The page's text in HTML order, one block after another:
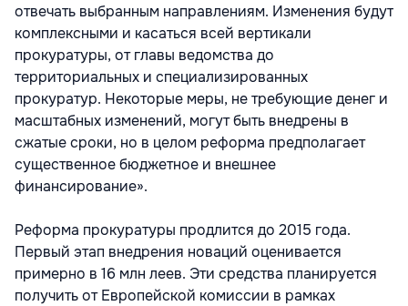
отвечать выбранным направлениям. Изменения будут
комплексными и касаться всей вертикали
прокуратуры, от главы ведомства до
территориальных и специализированных
прокуратур. Некоторые меры, не требующие денег и
масштабных изменений, могут быть внедрены в
сжатые сроки, но в целом реформа предполагает
существенное бюджетное и внешнее
финансирование».
Реформа прокуратуры продлится до 2015 года.
Первый этап внедрения новаций оценивается
примерно в 16 млн леев. Эти средства планируется
получить от Европейской комиссии в рамках